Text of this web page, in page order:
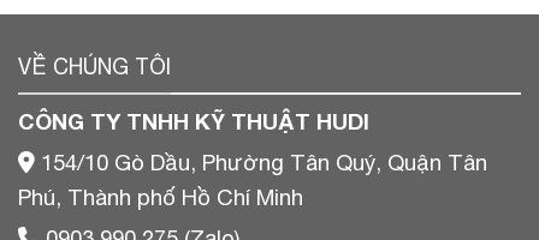
VỀ CHÚNG TÔI
CÔNG TY TNHH KỸ THUẬT HUDI
154/10 Gò Dầu, Phường Tân Quý, Quận Tân
Phú, Thành phố Hồ Chí Minh